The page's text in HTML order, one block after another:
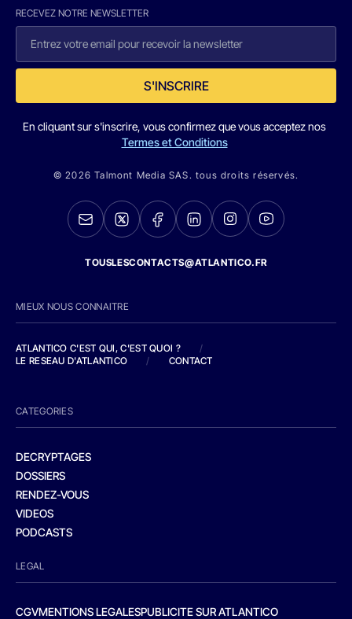
RECEVEZ NOTRE NEWSLETTER
S'INSCRIRE
En cliquant sur s'inscrire, vous confirmez que vous acceptez nos
Termes et Conditions
© 2026 Talmont Media SAS. tous droits réservés.
TOUSLESCONTACTS@ATLANTICO.FR
MIEUX NOUS CONNAITRE
ATLANTICO C'EST QUI, C'EST QUOI ?
/
LE RESEAU D'ATLANTICO
/ CONTACT
CATEGORIES
DECRYPTAGES
DOSSIERS
RENDEZ-VOUS
VIDEOS
PODCASTS
LEGAL
CGVMENTIONS LEGALESPUBLICITE SUR ATLANTICO